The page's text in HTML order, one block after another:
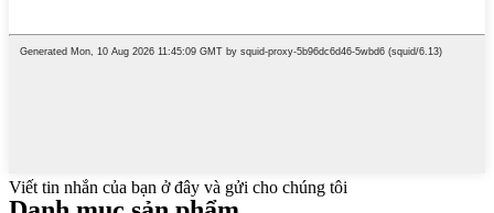
Viết tin nhắn của bạn ở đây và gửi cho chúng tôi